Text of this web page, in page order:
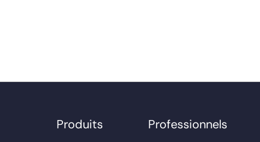
Produits Professionnels